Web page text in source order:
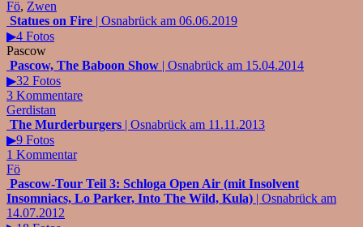
Fö, Zwen
Statues on Fire | Osnabrück am 06.06.2019
▶4 Fotos
Pascow
Pascow, The Baboon Show | Osnabrück am 15.04.2014
▶32 Fotos
3 Kommentare
Gerdistan
The Murderburgers | Osnabrück am 11.11.2013
▶9 Fotos
1 Kommentar
Fö
Pascow-Tour Teil 3: Schloga Open Air (mit Insolvent
Insomniacs, Lo Parker, Into The Wild, Kula) | Osnabrück am
14.07.2012